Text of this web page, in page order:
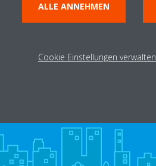
erhalten
ALLE ANNEHMEN
Cookie Einstellungen verwalten